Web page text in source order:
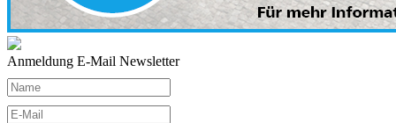
Anmeldung E-Mail Newsletter